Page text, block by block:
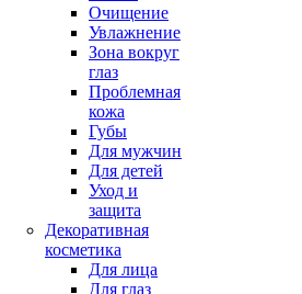
Очищение
Увлажнение
Зона вокруг
глаз
Проблемная
кожа
Губы
Для мужчин
Для детей
Уход и
защита
Декоративная
косметика
Для лица
Для глаз